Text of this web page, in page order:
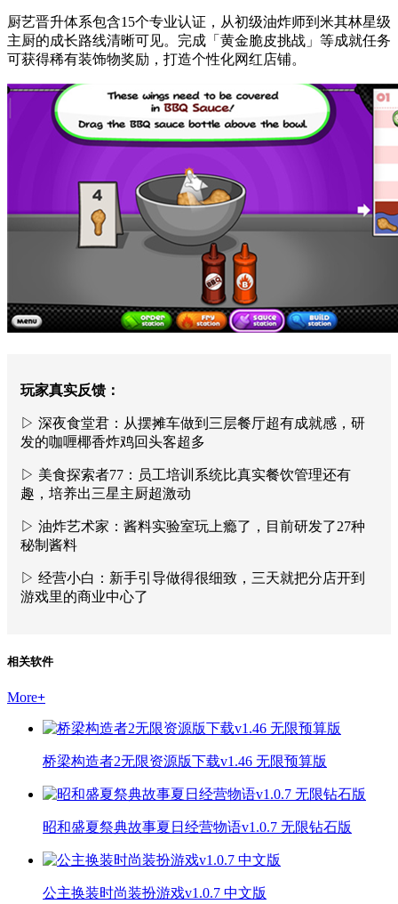
厨艺晋升体系包含15个专业认证，从初级油炸师到米其林星级
主厨的成长路线清晰可见。完成「黄金脆皮挑战」等成就任务
可获得稀有装饰物奖励，打造个性化网红店铺。
玩家真实反馈：
▷ 深夜食堂君：从摆摊车做到三层餐厅超有成就感，研
发的咖喱椰香炸鸡回头客超多
▷ 美食探索者77：员工培训系统比真实餐饮管理还有
趣，培养出三星主厨超激动
▷ 油炸艺术家：酱料实验室玩上瘾了，目前研发了27种
秘制酱料
▷ 经营小白：新手引导做得很细致，三天就把分店开到
游戏里的商业中心了
相关软件
More+
桥梁构造者2无限资源版下载v1.46 无限预算版
昭和盛夏祭典故事夏日经营物语v1.0.7 无限钻石版
公主换装时尚装扮游戏v1.0.7 中文版